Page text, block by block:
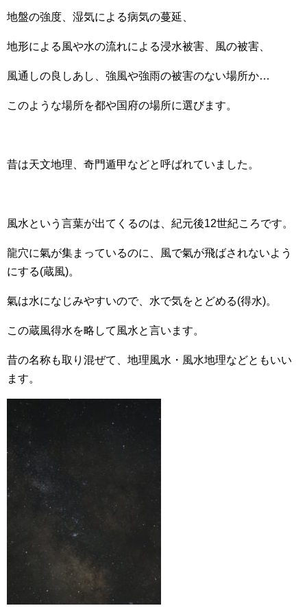
地盤の強度、湿気による病気の蔓延、
地形による風や水の流れによる浸水被害、風の被害、
風通しの良しあし、強風や強雨の被害のない場所か…
このような場所を都や国府の場所に選びます。
昔は天文地理、奇門遁甲などと呼ばれていました。
風水という言葉が出てくるのは、紀元後12世紀ころです。
龍穴に氣が集まっているのに、風で氣が飛ばされないよう
にする(蔵風)。
氣は水になじみやすいので、水で気をとどめる(得水)。
この蔵風得水を略して風水と言います。
昔の名称も取り混ぜて、地理風水・風水地理などともいい
ます。